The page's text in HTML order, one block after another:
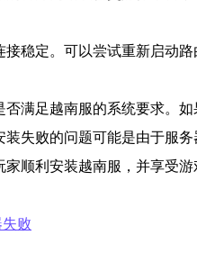
稳定。可以尝试重新启动
满足越南服的系统要求。
失败的问题可能是由于服
顺利安装越南服，并享受游
败